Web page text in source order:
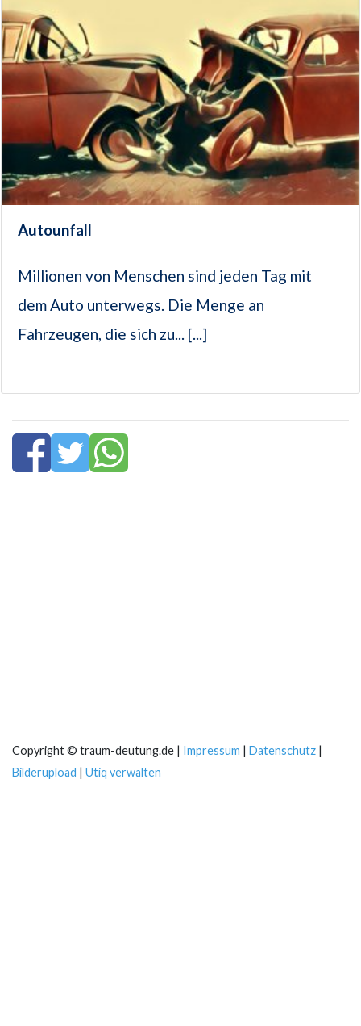
Autounfall
Millionen von Menschen sind jeden Tag mit
dem Auto unterwegs. Die Menge an
Fahrzeugen, die sich zu... [...]
Copyright © traum-deutung.de | Impressum | Datenschutz |
Bilderupload | Utiq verwalten